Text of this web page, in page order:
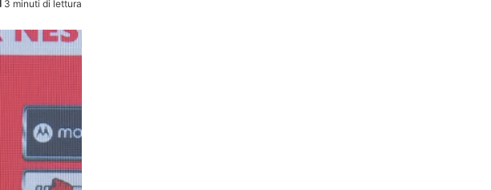
3 minuti di lettura